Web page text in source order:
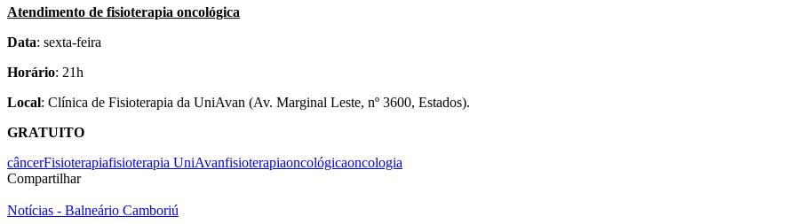
Atendimento de fisioterapia oncológica
Data: sexta-feira
Horário: 21h
Local: Clínica de Fisioterapia da UniAvan (Av. Marginal Leste, nº 3600, Estados).
GRATUITO
câncerFisioterapiafisioterapia UniAvanfisioterapiaoncológicaoncologia
Compartilhar
Notícias - Balneário Camboriú